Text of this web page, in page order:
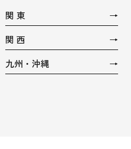
関 東
関 西
九州・沖縄